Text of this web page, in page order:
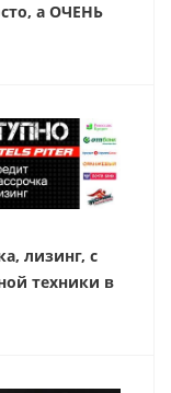
а ОЧЕНЬ
лизинг, с
техники в